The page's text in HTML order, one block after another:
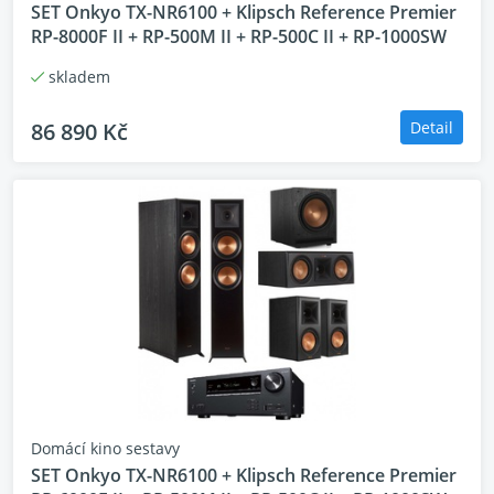
1pár Klipsch RP-500M II (zadní efektová
reprosoustava)
1x Klipsch RP-500C II (centrální reprosoustava)
SET je možné dodat v barevném provedení:
Onkyo TX-NR6100 (černé)
Klipsch RP-8000F II (černé nebo ořech)
Klipsch RP-500M II (černé nebo ořech)
Klipsch RP-500C II (černé nebo ořech)
SET Onkyo TX-NR6100 + Klipsch Reference Premier
RP-8000F II + RP-500M II + RP-500C II + RP-1000SW
skladem
86 890 Kč Detail
Domácí kino sestavy
SET Onkyo TX-NR6100 + Klipsch Reference Premier